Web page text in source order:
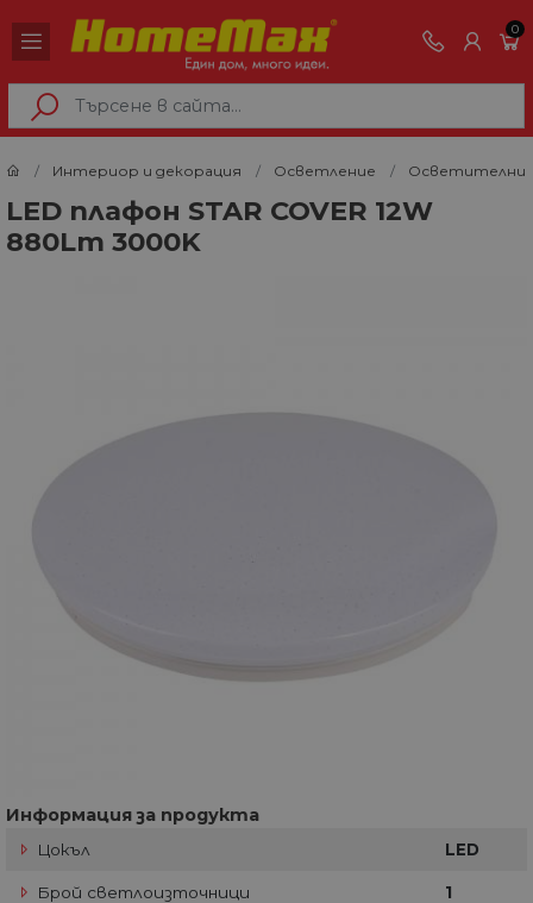
0
Интериор и декорация Осветление Осветителни
LED плафон STAR COVER 12W
880Lm 3000K
Информация за продукта
Цокъл LED
Брой светлоизточници 1